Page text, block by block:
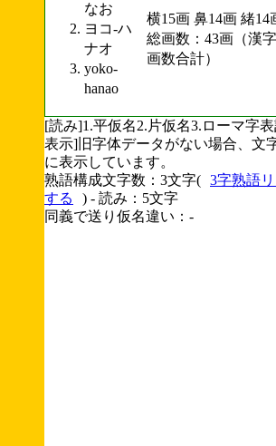
なお
ヨコ-ハ
ナオ
yoko-
hanao
横15画 鼻14画 緒14
総画数：43画（漢
画数合計）
[読み]1.平仮名2.片仮名3.ローマ字
表示]旧字体データがない場合、文
に表示しています。
熟語構成文字数：3文字( 3字熟語
する
) - 読み：5文字
同義で送り仮名違い：-